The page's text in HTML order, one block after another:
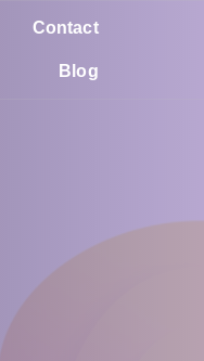
Contact
Blog